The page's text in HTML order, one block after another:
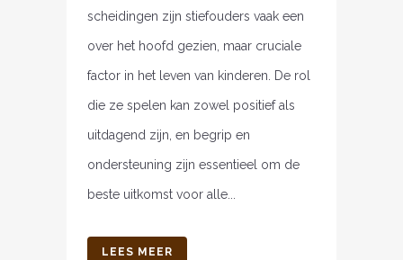
scheidingen zijn stiefouders vaak een
over het hoofd gezien, maar cruciale
factor in het leven van kinderen. De rol
die ze spelen kan zowel positief als
uitdagend zijn, en begrip en
ondersteuning zijn essentieel om de
beste uitkomst voor alle...
LEES MEER